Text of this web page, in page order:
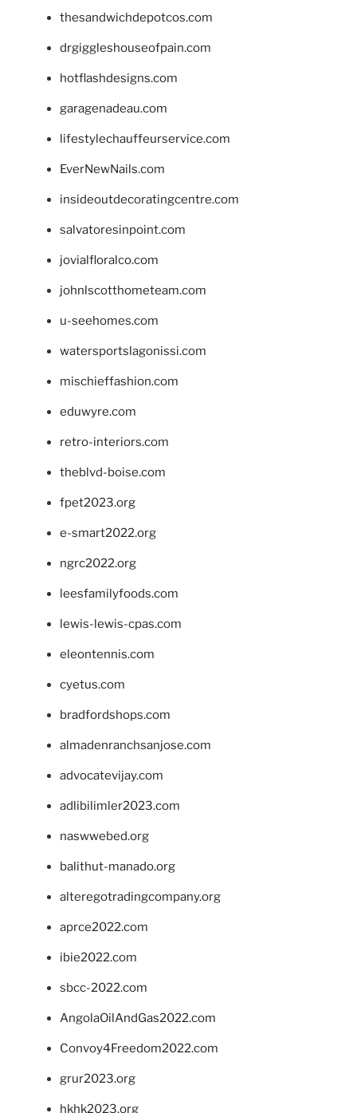
thesandwichdepotcos.com
drgiggleshouseofpain.com
hotflashdesigns.com
garagenadeau.com
lifestylechauffeurservice.com
EverNewNails.com
insideoutdecoratingcentre.com
salvatoresinpoint.com
jovialfloralco.com
johnlscotthometeam.com
u-seehomes.com
watersportslagonissi.com
mischieffashion.com
eduwyre.com
retro-interiors.com
theblvd-boise.com
fpet2023.org
e-smart2022.org
ngrc2022.org
leesfamilyfoods.com
lewis-lewis-cpas.com
eleontennis.com
cyetus.com
bradfordshops.com
almadenranchsanjose.com
advocatevijay.com
adlibilimler2023.com
naswwebed.org
balithut-manado.org
alteregotradingcompany.org
aprce2022.com
ibie2022.com
sbcc-2022.com
AngolaOilAndGas2022.com
Convoy4Freedom2022.com
grur2023.org
hkhk2023.org